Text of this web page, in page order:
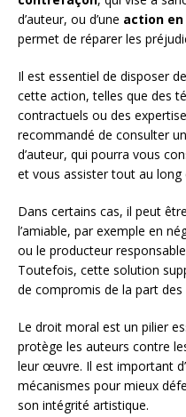
d’auteur, ou d’une action
permet de réparer les
Il est essentiel de disposer
cette action, telles que des
contractuels ou des
recommandé de consulter
d’auteur, qui pourra vous
et vous assister tout au long
Dans certains cas, il peut
l’amiable, par exemple en
ou le producteur
Toutefois, cette solution
de compromis de la part des
Le droit moral est un pilier
protège les auteurs contre
leur œuvre. Il est important
mécanismes pour mieux
son intégrité artistique.